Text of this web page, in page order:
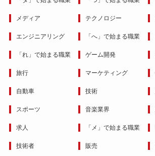
メディア テクノロジー
エンジニアリング 「へ」で始まる職業
「れ」で始まる職業 ゲーム開発
旅行 マーケティング
自動車 技術
スポーツ 音楽業界
求人 「メ」で始まる職業
技術者 販売